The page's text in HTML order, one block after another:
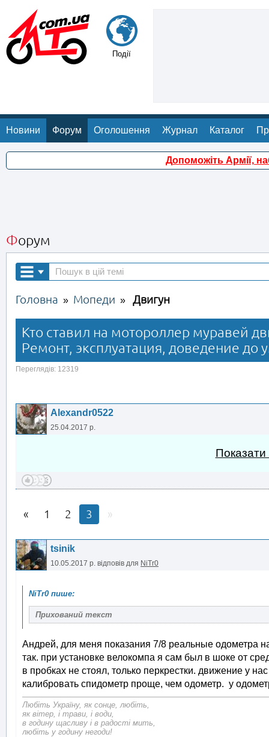
Події
Новини Форум Оголошення Журнал Каталог
Допоможіть Армії,
Форум
Головна » Мопеди » Двигун
Кто ставил на мотороллер муравей
Ремонт, эксплуатация, доведение до
Переглядів: 12319
Alexandr0522
25.04.2017 р.
Показати
1 2 3
tsinik
10.05.2017 р. відповів для NiTr0
Андрей, для меня показания 7/8 реальные одометра
так. при установке велокомпа я сам был в шоке от
в пробках не стоял, только перкрестки. движение у
калибровать спидометр проще, чем одометр. у
Любіть Україну, як сонце, любіть,
як вітер, і трави, і води,
в годину щасливу і в радості мить,
любіть у годину негоди!